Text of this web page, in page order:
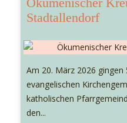
Stadtallendorf
Am 20. März 2026 gingen
evangelischen
katholischen
den...